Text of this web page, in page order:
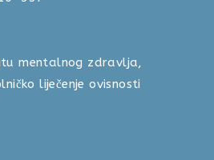
mentalnog zdravlja,
liječenje ovisnosti